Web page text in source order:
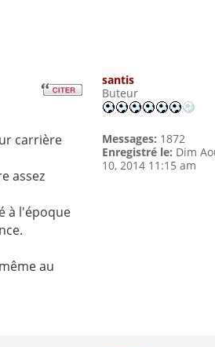
carrière
assez
à l'époque
au
santis
Buteur
Messages: 1872
Enregistré le: Dim
10, 2014 11:15 am